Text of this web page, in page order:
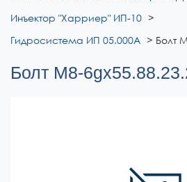
Инъектор "Харриер" ИП-10
Гидросистема ИП 05.000А
Болт
Болт М8-